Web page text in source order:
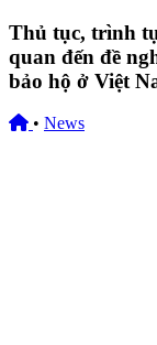
Thủ tục, trình
quan đến đề
bảo hộ ở Việt
• News